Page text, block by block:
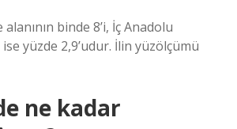
binde 8’i, İç Anadolu
ise yüzde 2,9’udur. İlin yüzölçümü
ne kadar